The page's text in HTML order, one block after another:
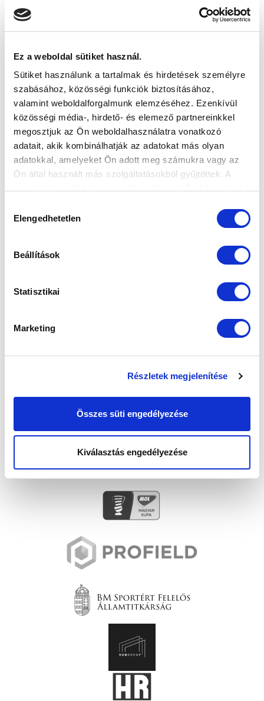
Ez a weboldal sütiket használ.
Sütiket használunk a tartalmak és hirdetések személyre
szabásához, közösségi funkciók biztosításához,
valamint weboldalforgalmunk elemzéséhez. Ezenkívül
közösségi média-, hirdető- és elemező partnereinkkel
megosztjuk az Ön weboldalhasználatra vonatkozó
adatait, akik kombinálhatják az adatokat más olyan
adatokkal, amelyeket Ön adott meg számukra vagy az
Ön által használt más szolgáltatásokból gyűjtöttek. A
kiválasztása
Elengedhetetlen
Beállítások
Statisztikai
Marketing
Részletek megjelenítése
Összes süti engedélyezése
Kiválasztás engedélyezése
SÁNDOR KÁROLY LABDARÚGÓ AKADÉMIA
MTK BUDAPEST II
VS
SZEKSZÁRDI UFC
MTK BUDAPEST HÍRLEVÉL
Ne maradjon le egy eseményről sem! Iratkozzon fel ingyenes
hírlevelünkre: